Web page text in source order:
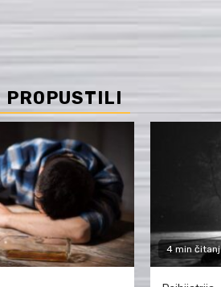
PROPUSTILI
4 min